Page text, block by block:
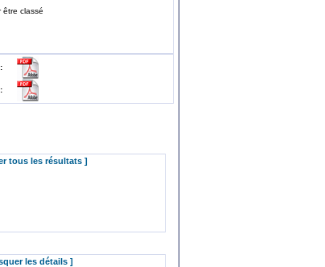
être classé
tous les résultats ]
les détails ]